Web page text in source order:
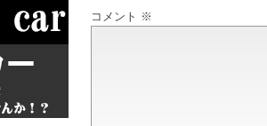
コメント ※